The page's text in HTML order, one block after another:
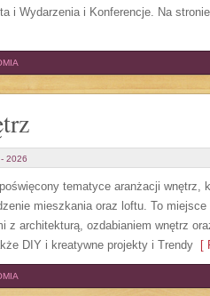
i Wydarzenia i Konferencje. Na
2026
tematyce aranżacji wnętrz,
mieszkania oraz loftu. To
z architekturą, ozdabianiem wnętrz
DIY i kreatywne projekty i Trendy [